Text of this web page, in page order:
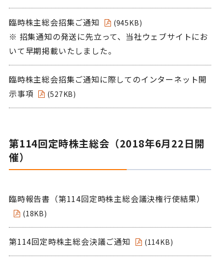
臨時株主総会招集ご通知 (945KB)
※ 招集通知の発送に先立って、当社ウェブサイトにお
いて早期掲載いたしました。
臨時株主総会招集ご通知に際してのインターネット開
示事項
(527KB)
第114回定時株主総会（2018年6月22日開
催）
臨時報告書（第114回定時株主総会議決権行使結果）
(18KB)
第114回定時株主総会決議ご通知 (114KB)